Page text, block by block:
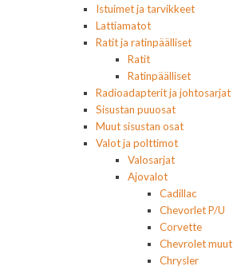
Istuimet ja tarvikkeet
Lattiamatot
Ratit ja ratinpäälliset
Ratit
Ratinpäälliset
Radioadapterit ja johtosarjat
Sisustan puuosat
Muut sisustan osat
Valot ja polttimot
Valosarjat
Ajovalot
Cadillac
Chevorlet P/U
Corvette
Chevrolet muut
Chrysler